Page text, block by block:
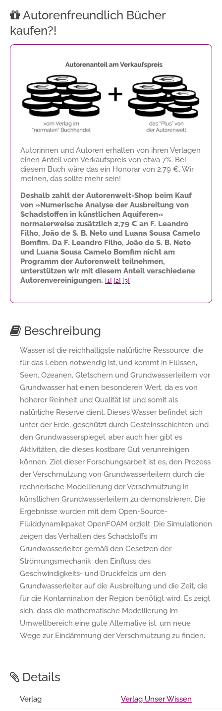
Autorenfreundlich Bücher
kaufen?!
Autorinnen und Autoren erhalten von ihren Verlagen
einen Anteil vom Verkaufspreis von etwa 7%. Bei
diesem Buch wäre das ein Honorar von 2,79 €. Wir
meinen, das sollte mehr sein!
Deshalb zahlt der Autorenwelt-Shop beim Kauf
von »Numerische Analyse der Ausbreitung von
Schadstoffen in künstlichen Aquiferen«
normalerweise zusätzlich 2,79 € an F. Leandro
Filho, João de S. B. Neto und Luana Sousa Camelo
Bomfim. Da F. Leandro Filho, João de S. B. Neto
und Luana Sousa Camelo Bomfim nicht am
Programm der Autorenwelt teilnehmen,
unterstützen wir mit diesem Anteil verschiedene
Autorenvereinigungen. [1] [2] [3]
Beschreibung
Wasser ist die reichhaltigste natürliche Ressource, die
für das Leben notwendig ist, und kommt in Flüssen,
Seen, Ozeanen, Gletschern und Grundwasserleitern vor.
Grundwasser hat einen besonderen Wert, da es von
höherer Reinheit und Qualität ist und somit als
natürliche Reserve dient. Dieses Wasser befindet sich
unter der Erde, geschützt durch Gesteinsschichten und
den Grundwasserspiegel, aber auch hier gibt es
Aktivitäten, die dieses kostbare Gut verunreinigen
können. Ziel dieser Forschungsarbeit ist es, den Prozess
der Verschmutzung von Grundwasserleitern durch die
rechnerische Modellierung der Verschmutzung in
künstlichen Grundwasserleitern zu demonstrieren. Die
Ergebnisse wurden mit dem Open-Source-
Fluiddynamikpaket OpenFOAM erzielt. Die Simulationen
zeigen das Verhalten des Schadstoffs im
Grundwasserleiter gemäß den Gesetzen der
Strömungsmechanik, den Einfluss des
Geschwindigkeits- und Druckfelds um den
Grundwasserleiter auf die Ausbreitung und die Zeit, die
für die Kontamination der Region benötigt wird. Es zeigt
sich, dass die mathematische Modellierung im
Umweltbereich eine gute Alternative ist, um neue
Wege zur Eindämmung der Verschmutzung zu finden.
Details
Verlag Verlag Unser Wissen